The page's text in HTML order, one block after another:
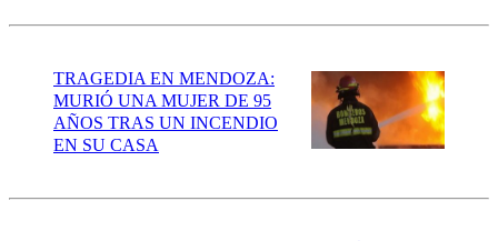
TRAGEDIA EN MENDOZA:
MURIÓ UNA MUJER DE 95
AÑOS TRAS UN INCENDIO
EN SU CASA